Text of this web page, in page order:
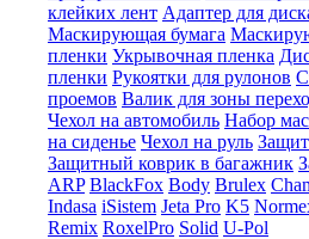
клейких лент Адаптер для
Маскирующая бумага
пленки Укрывочная пленка
пленки Рукоятки для рулонов
проемов Валик для зоны
Чехол на автомобиль Набор
на сиденье Чехол на руль
Защитный коврик в багажник
ARP BlackFox Body Brulex
Indasa iSistem Jeta Pro K5
Remix RoxelPro Solid U-Pol